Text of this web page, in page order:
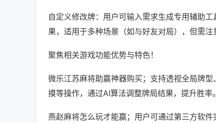
自定义修改牌：用户可输入需求生成专用辅助
果，适用于多种场景（如与好友对局），但需注
聚焦相关游戏功能优势与特色！
微乐江苏麻将助赢神器购买；支持透视全局牌
摸等操作，通过AI算法调整牌局结果，提升胜率。
燕赵麻将怎么玩才能赢；用户可通过第三方软件